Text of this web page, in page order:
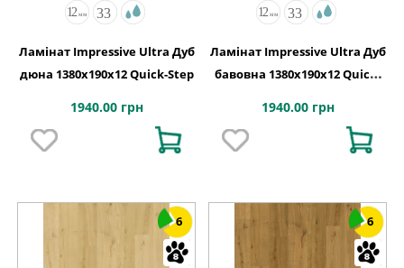
Ламінат Impressive Ultra Дуб
дюна 1380х190x12 Quick-Step
1940.00 грн
Ламінат Impressive Ultra Дуб
бавовна 1380х190x12 Quick-
1940.00 грн
6 6